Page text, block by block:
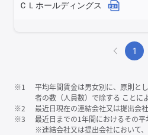
ＣＬホールディングス
1
※1
平均年間賃金は男女別に、原則と
者の数（人員数）で除する ことに
※2
最近日現在の連結会社又は提出会
※3
最近日までの1年間におけるその平
※連結会社又は提出会社において